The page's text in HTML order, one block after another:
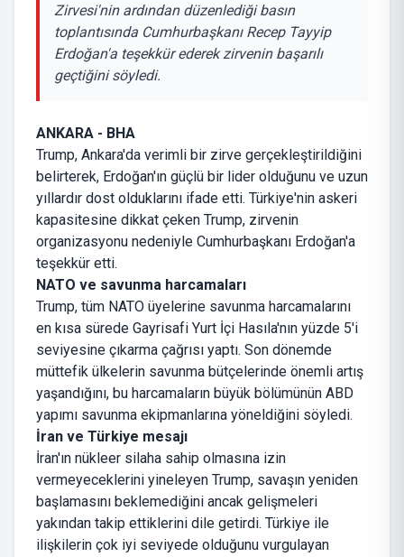
Zirvesi'nin ardından düzenlediği basın
toplantısında Cumhurbaşkanı Recep Tayyip
Erdoğan'a teşekkür ederek zirvenin başarılı
geçtiğini söyledi.
ANKARA - BHA
Trump, Ankara'da verimli bir zirve gerçekleştirildiğini
belirterek, Erdoğan'ın güçlü bir lider olduğunu ve uzun
yıllardır dost olduklarını ifade etti. Türkiye'nin askeri
kapasitesine dikkat çeken Trump, zirvenin
organizasyonu nedeniyle Cumhurbaşkanı Erdoğan'a
teşekkür etti.
NATO ve savunma harcamaları
Trump, tüm NATO üyelerine savunma harcamalarını
en kısa sürede Gayrisafi Yurt İçi Hasıla'nın yüzde 5'i
seviyesine çıkarma çağrısı yaptı. Son dönemde
müttefik ülkelerin savunma bütçelerinde önemli artış
yaşandığını, bu harcamaların büyük bölümünün ABD
yapımı savunma ekipmanlarına yöneldiğini söyledi.
İran ve Türkiye mesajı
İran'ın nükleer silaha sahip olmasına izin
vermeyeceklerini yineleyen Trump, savaşın yeniden
başlamasını beklemediğini ancak gelişmeleri
yakından takip ettiklerini dile getirdi. Türkiye ile
ilişkilerin çok iyi seviyede olduğunu vurgulayan